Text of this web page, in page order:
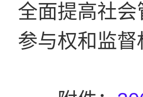
全面提高社
参与权和监督